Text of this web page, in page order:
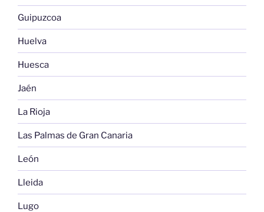
Guipuzcoa
Huelva
Huesca
Jaén
La Rioja
Las Palmas de Gran Canaria
León
Lleida
Lugo